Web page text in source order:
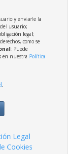
y enviarle la
usuario;
legal;
como se
: Puede
en nuestra Política
.
Legal
Cookies